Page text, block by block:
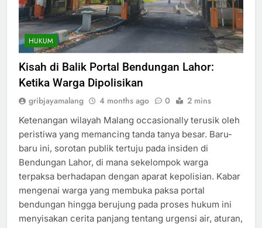
HUKUM
Kisah di Balik Portal Bendungan Lahor:
Ketika Warga Dipolisikan
gribjayamalang 4 months ago 0 2 mins
Ketenangan wilayah Malang occasionally terusik oleh
peristiwa yang memancing tanda tanya besar. Baru-
baru ini, sorotan publik tertuju pada insiden di
Bendungan Lahor, di mana sekelompok warga
terpaksa berhadapan dengan aparat kepolisian. Kabar
mengenai warga yang membuka paksa portal
bendungan hingga berujung pada proses hukum ini
menyisakan cerita panjang tentang urgensi air, aturan,